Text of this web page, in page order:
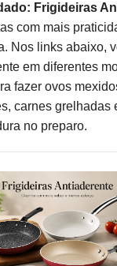
Frigideiras
com mais
Nos links abaixo,
em diferentes
fazer ovos
carnes grelhadas
no preparo.